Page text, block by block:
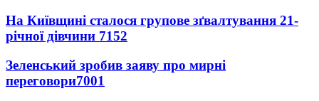
На Київщині сталося групове зґвалтування 21-
річної дівчини 7152
Зеленський зробив заяву про мирні
переговори7001